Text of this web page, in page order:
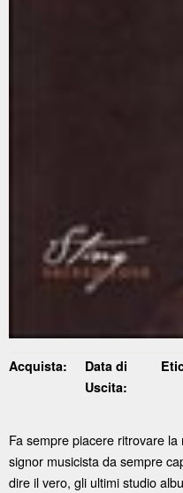
Acquista:
Data di
Uscita:
Fa sempre piacere ritrovare
signor musicista da sempre
dire il vero, gli ultimi studio